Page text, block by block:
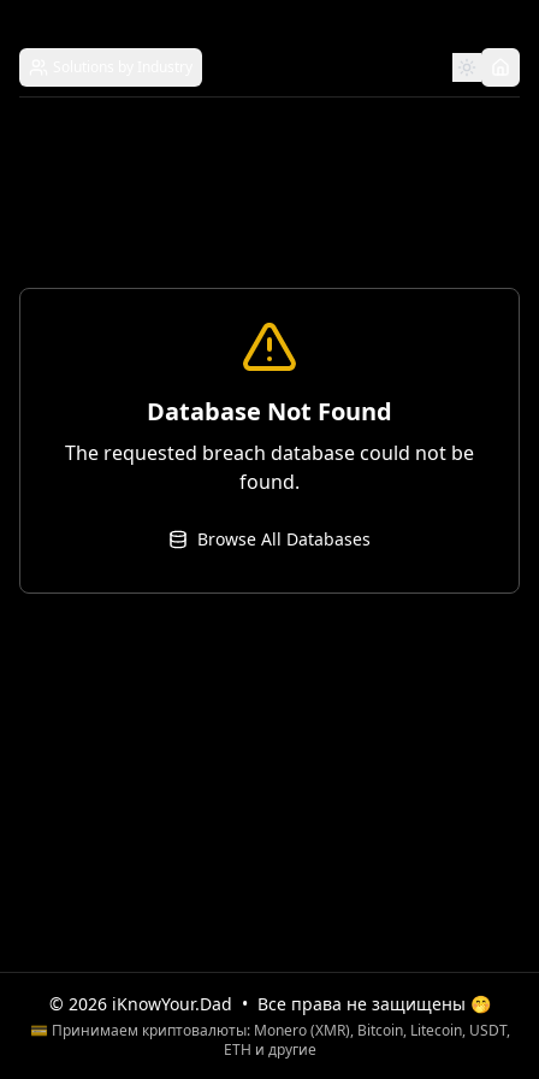
Database Not Found
The requested breach database could not be
found.
Browse All Databases
© 2026 iKnowYour.Dad • Все права не защищены 🤭
💳 Принимаем криптовалюты: Monero (XMR), Bitcoin, Litecoin, USDT,
ETH и другие